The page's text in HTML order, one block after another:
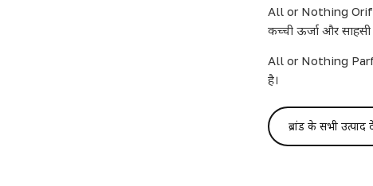
All or Nothing
कच्ची ऊर्जा और साहसी
All or Nothing
है।
ब्रांड के सभी उत्पाद